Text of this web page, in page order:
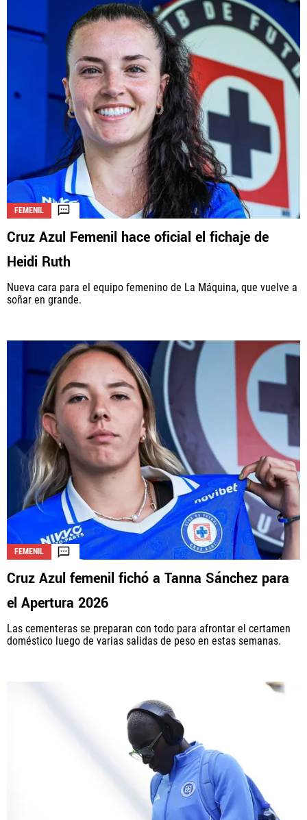
FEMENIL
Cruz Azul Femenil hace oficial el fichaje de
Heidi Ruth
Nueva cara para el equipo femenino de La Máquina, que vuelve a
soñar en grande.
FEMENIL
Cruz Azul femenil fichó a Tanna Sánchez para
el Apertura 2026
Las cementeras se preparan con todo para afrontar el certamen
doméstico luego de varias salidas de peso en estas semanas.